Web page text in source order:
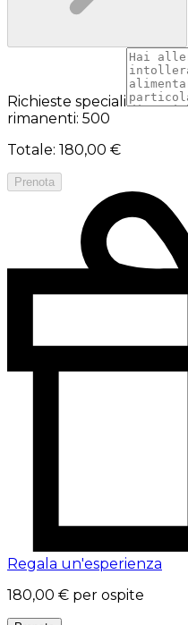
Richieste speciali
rimanenti: 500
Totale: 180,00 €
Prenota
Regala un'esperienza
180,00 € per ospite